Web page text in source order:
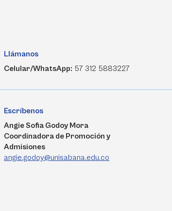
Llámanos
Celular/WhatsApp: 57 312 5883227
Escríbenos
Angie Sofia Godoy Mora
Coordinadora de Promoción y
Admisiones
angie.godoy@unisabana.edu.co